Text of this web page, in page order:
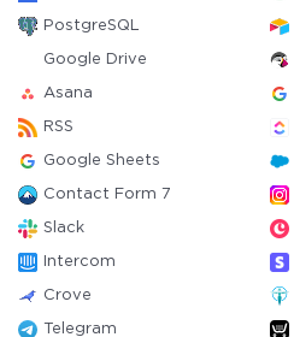
PostgreSQL
Google Drive
Asana
RSS
Google Sheets
Contact Form 7
Slack
Intercom
Crove
Telegram